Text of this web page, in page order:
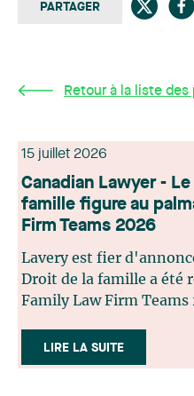
PARTAGER
Retour à la liste
15 juillet 2026
Canadian Lawyer -
famille figure au
Firm Teams 2026
Lavery est fier
Droit de la famille a été
Family Law Firm Teams
sélection rigoureux,
issues du lectorat,
LIRE LA SUITE